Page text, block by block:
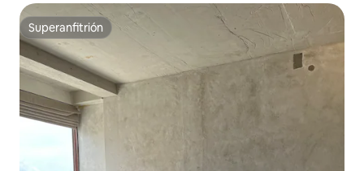
Superanfitrión
Superanfitrión